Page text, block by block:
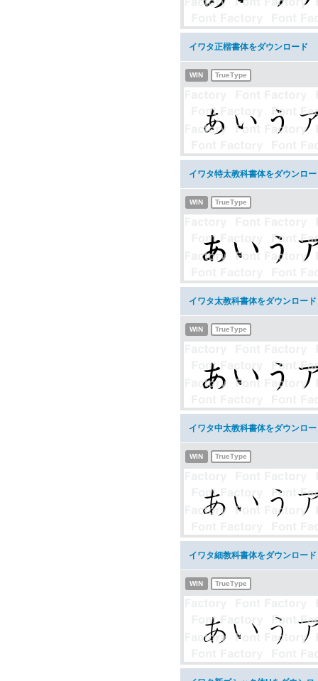
イワタ正楷書体をダウンロード
WIN TrueType
イワタ特太教科書体をダウンロ
WIN TrueType
イワタ太教科書体をダウンロード
WIN TrueType
イワタ中太教科書体をダウンロ
WIN TrueType
イワタ細教科書体をダウンロード
WIN TrueType